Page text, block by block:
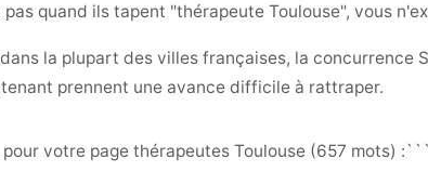
quand ils tapent "thérapeute Toulouse", vous
la plupart des villes françaises, la
prennent une avance difficile à rattraper.
pour votre page thérapeutes Toulouse (657 mots)